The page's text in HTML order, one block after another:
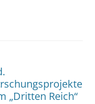
„Dritten Reich“